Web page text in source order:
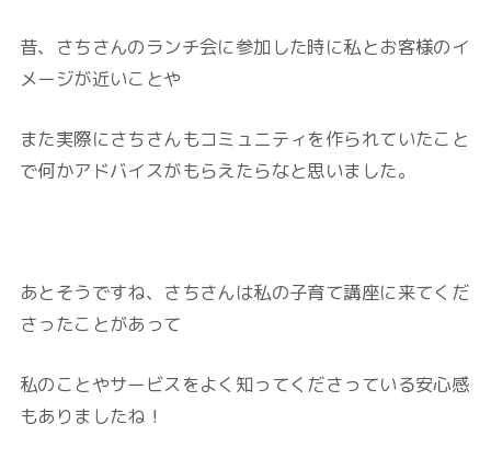
昔、さちさんのランチ会に参加した時に私とお客様のイ
メージが近いことや
また実際にさちさんもコミュニティを作られていたこと
で何かアドバイスがもらえたらなと思いました。
あとそうですね、さちさんは私の子育て講座に来てくだ
さったことがあって
私のことやサービスをよく知ってくださっている安心感
もありましたね！